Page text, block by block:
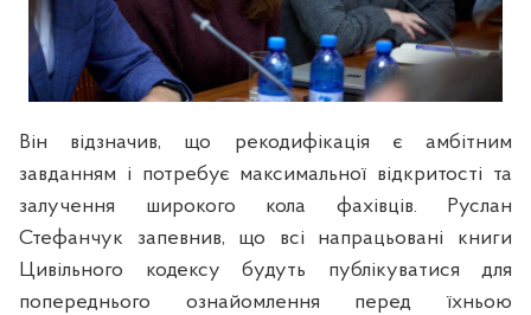
Він відзначив, що рекодифікація є амбітним
завданням і потребує максимальної відкритості та
залучення широкого кола фахівців. Руслан
Стефанчук запевнив, що всі напрацьовані книги
Цивільного кодексу будуть публікуватися для
попереднього ознайомлення перед їхньою